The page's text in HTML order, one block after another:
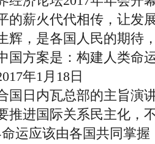
薪火代代相传，让发
辉，是各国人民的期待
国方案是：构建人类命
年1月18日
日内瓦总部的主旨演
进国际关系民主化，不
运应该由各国共同掌